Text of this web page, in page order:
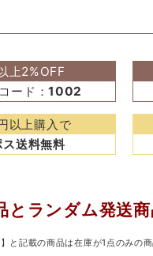
上2%OFF
ード：1002
以上購入で
送料無料
と ランダム発送
と記載の商品は在庫が1点のみの